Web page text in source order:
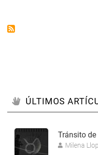
ÚLTIMOS
Tránsito de
Milena Llop